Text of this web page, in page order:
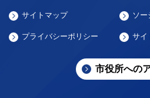
サイトマップ ソ
プライバシーポリシー サイ
市役所への